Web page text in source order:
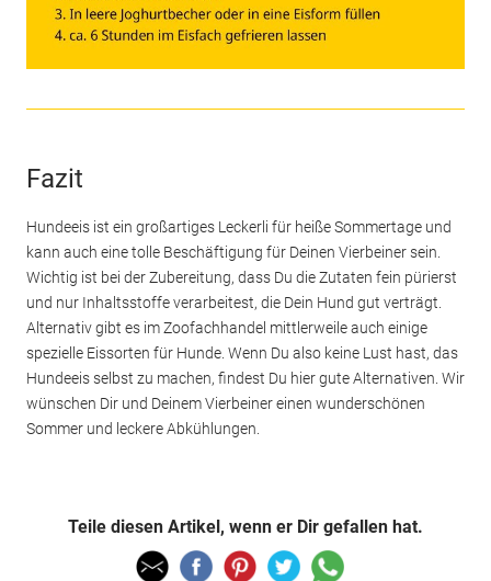
Fazit
Hundeeis ist ein großartiges Leckerli für heiße Sommertage und
kann auch eine tolle Beschäftigung für Deinen Vierbeiner sein.
Wichtig ist bei der Zubereitung, dass Du die Zutaten fein pürierst
und nur Inhaltsstoffe verarbeitest, die Dein Hund gut verträgt.
Alternativ gibt es im Zoofachhandel mittlerweile auch einige
spezielle Eissorten für Hunde. Wenn Du also keine Lust hast, das
Hundeeis selbst zu machen, findest Du hier gute Alternativen. Wir
wünschen Dir und Deinem Vierbeiner einen wunderschönen
Sommer und leckere Abkühlungen.
Teile diesen Artikel, wenn er Dir gefallen hat.